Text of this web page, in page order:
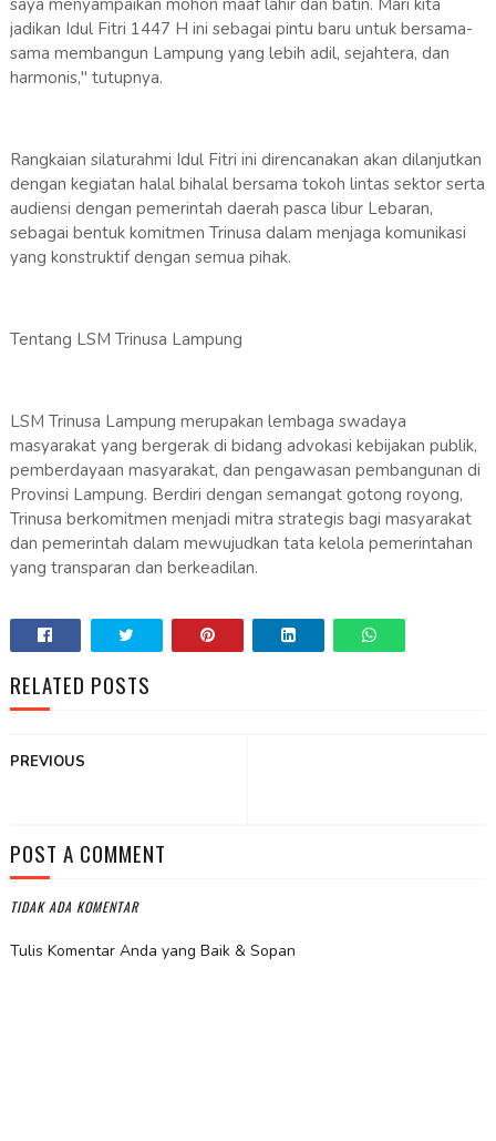
saya menyampaikan mohon maaf lahir dan batin. Mari kita
jadikan Idul Fitri 1447 H ini sebagai pintu baru untuk bersama-
sama membangun Lampung yang lebih adil, sejahtera, dan
harmonis," tutupnya.
Rangkaian silaturahmi Idul Fitri ini direncanakan akan dilanjutkan
dengan kegiatan halal bihalal bersama tokoh lintas sektor serta
audiensi dengan pemerintah daerah pasca libur Lebaran,
sebagai bentuk komitmen Trinusa dalam menjaga komunikasi
yang konstruktif dengan semua pihak.
Tentang LSM Trinusa Lampung
LSM Trinusa Lampung merupakan lembaga swadaya
masyarakat yang bergerak di bidang advokasi kebijakan publik,
pemberdayaan masyarakat, dan pengawasan pembangunan di
Provinsi Lampung. Berdiri dengan semangat gotong royong,
Trinusa berkomitmen menjadi mitra strategis bagi masyarakat
dan pemerintah dalam mewujudkan tata kelola pemerintahan
yang transparan dan berkeadilan.
RELATED POSTS
PREVIOUS
POST A COMMENT
TIDAK ADA KOMENTAR
Tulis Komentar Anda yang Baik & Sopan